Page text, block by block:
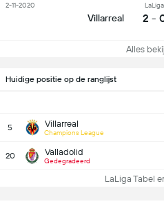
Huidige positie op de ranglijst
5 Villarreal
Champions League
20 Valladolid
Gedegradeerd
LaLiga Tabel
Villarreal
LaLiga
2 -
2-11-2020
Alles